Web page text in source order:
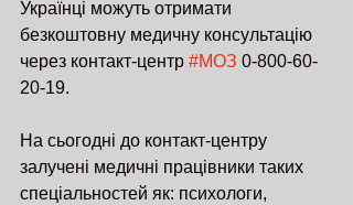
Українці можуть отримати
безкоштовну медичну консультацію
через контакт-центр #МОЗ 0-800-60-
20-19.
На сьогодні до контакт-центру
залучені медичні працівники таких
спеціальностей як: психологи,